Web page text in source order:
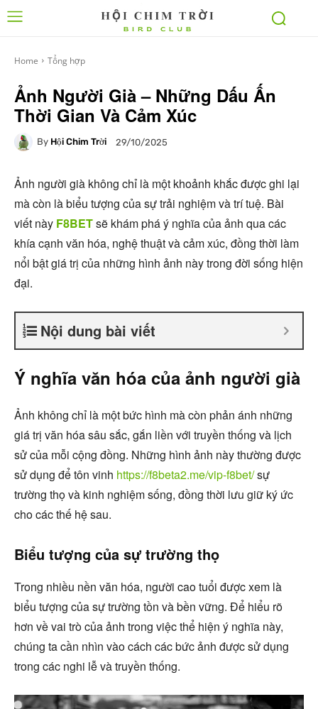
Home Tổng hợp
Ảnh Người Già – Những Dấu Ấn
Thời Gian Và Cảm Xúc
By Hội Chim Trời 29/10/2025
Ảnh người già không chỉ là một khoảnh khắc được ghi lại
mà còn là biểu tượng của sự trải nghiệm và trí tuệ. Bài
viết này F8BETsẽ khám phá ý nghĩa của ảnh qua các
khía cạnh văn hóa, nghệ thuật và cảm xúc, đồng thời làm
nổi bật giá trị của những hình ảnh này trong đời sống hiện
đại.
Nội dung bài viết
Ý nghĩa văn hóa của ảnh người già
Ảnh không chỉ là một bức hình mà còn phản ánh những
giá trị văn hóa sâu sắc, gắn liền với truyền thống và lịch
sử của mỗi cộng đồng. Những hình ảnh này thường được
sử dụng để tôn vinh https://f8beta2.me/vip-f8bet/sự
trường thọ và kinh nghiệm sống, đồng thời lưu giữ ký ức
cho các thế hệ sau.
Biểu tượng của sự trường thọ
Trong nhiều nền văn hóa, người cao tuổi được xem là
biểu tượng của sự trường tồn và bền vững. Để hiểu rõ
hơn về vai trò của ảnh trong việc thể hiện ý nghĩa này,
chúng ta cần nhìn vào cách các bức ảnh được sử dụng
trong các nghi lễ và truyền thống.